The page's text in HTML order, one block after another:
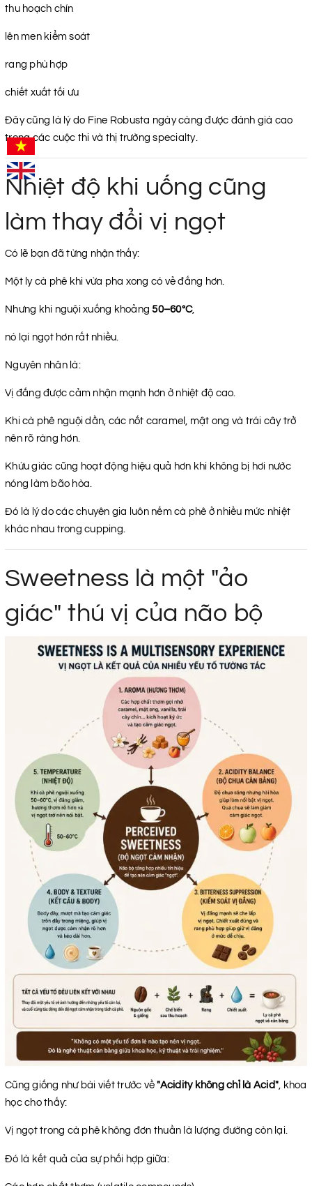
thu hoạch chín
lên men kiểm soát
rang phù hợp
chiết xuất tối ưu
Đây cũng là lý do Fine Robusta ngày càng được đánh giá cao
trong các cuộc thi và thị trường specialty.
Nhiệt độ khi uống cũng
làm thay đổi vị ngọt
Có lẽ bạn đã từng nhận thấy:
Một ly cà phê khi vừa pha xong có vẻ đắng hơn.
Nhưng khi nguội xuống khoảng50–60°C,
nó lại ngọt hơn rất nhiều.
Nguyên nhân là:
Vị đắng được cảm nhận mạnh hơn ở nhiệt độ cao.
Khi cà phê nguội dần, các nốt caramel, mật ong và trái cây trở
nên rõ ràng hơn.
Khứu giác cũng hoạt động hiệu quả hơn khi không bị hơi nước
nóng làm bão hòa.
Đó là lý do các chuyên gia luôn nếm cà phê ở nhiều mức nhiệt
khác nhau trong cupping.
Sweetness là một "ảo
giác" thú vị của não bộ
Cũng giống như bài viết trước về"Acidity không chỉ là Acid" , khoa
học cho thấy:
Vị ngọt trong cà phê không đơn thuần là lượng đường còn lại.
Đó là kết quả của sự phối hợp giữa: